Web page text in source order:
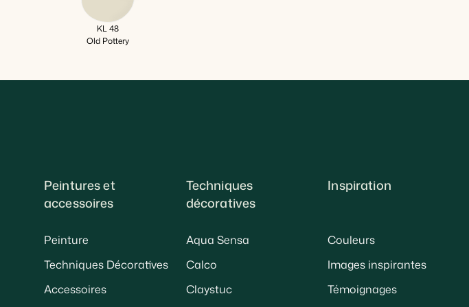
KL 48
Old Pottery
Peintures et
accessoires
Peinture
Techniques Décoratives
Accessoires
Techniques
décoratives
Aqua Sensa
Calco
Claystuc
Inspiration
Couleurs
Images inspirantes
Témoignages